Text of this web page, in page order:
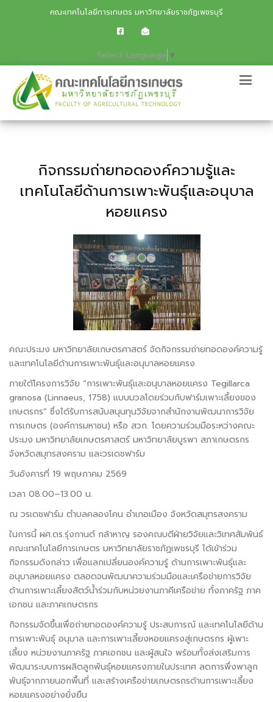
คณะเทคโนโลยีการเกษตร มหาวิทยาลัยราชภัฏเพชรบุรี
Select Language ▼
กิจกรรมถ่ายทอดองค์ความรู้และ
เทคโนโลยีด้านการเพาะพันธุ์และอนุบาล
หอยแครง
คณะประมง มหาวิทยาลัยเกษตรศาสตร์ จัดกิจกรรมถ่ายทอดองค์ความรู้
และเทคโนโลยีด้านการเพาะพันธุ์และอนุบาลหอยแครง
ภายใต้โครงการวิจัย “การเพาะพันธุ์และอนุบาลหอยแครง Tegillarca
granosa (Linnaeus, 1758) แบบมวลโดยร่วมกับฟาร์มเพาะเลี้ยงของ
เกษตรกร” ซึ่งได้รับการสนับสนุนทุนวิจัยจากสำนักงานพัฒนาการวิจัย
การเกษตร (องค์การมหาชน) หรือ สวก. โดยความร่วมมือระหว่างคณะ
ประมง มหาวิทยาลัยเกษตรศาสตร์ มหาวิทยาลัยบูรพา สภาเกษตรกร
จังหวัดสมุทรสงคราม และวรเดชฟาร์ม
วันอังคารที่ 19 พฤษภาคม 2569
เวลา 08.00–13.00 น.
ณ วรเดชฟาร์ม ตำบลคลองโคน อำเภอเมือง จังหวัดสมุทรสงคราม
ในการนี้ ผศ.ดร.รุ่งกานต์ กล้าหาญ รองคณบดีฝ่ายวิจัยและวิเทศสัมพันธ์
คณะเทคโนโลยีการเกษตร มหาวิทยาลัยราชภัฏเพชรบุรี ได้เข้าร่วม
กิจกรรมดังกล่าว เพื่อแลกเปลี่ยนองค์ความรู้ ด้านการเพาะพันธุ์และ
อนุบาลหอยแครง ตลอดจนพัฒนาความร่วมมือและเครือข่ายการวิจัย
ด้านการเพาะเลี้ยงสัตว์น้ำร่วมกับหน่วยงานภาคีเครือข่าย ทั้งภาครัฐ ภาค
เอกชน และภาคเกษตรกร
กิจกรรมจัดขึ้นเพื่อถ่ายทอดองค์ความรู้ ประสบการณ์ และเทคโนโลยีด้าน
การเพาะพันธุ์ อนุบาล และการเพาะเลี้ยงหอยแครงสู่เกษตรกร ผู้เพาะ
เลี้ยง หน่วยงานภาครัฐ ภาคเอกชน และผู้สนใจ พร้อมทั้งส่งเสริมการ
พัฒนาระบบการผลิตลูกพันธุ์หอยแครงภายในประเทศ ลดการพึ่งพาลูก
พันธุ์จากภายนอกพื้นที่ และสร้างเครือข่ายเกษตรกรด้านการเพาะเลี้ยง
หอยแครงอย่างยั่งยืน